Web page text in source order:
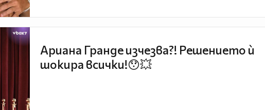
Ариана Гранде изчезва?! Решението ѝ
шокира всички!😯💥